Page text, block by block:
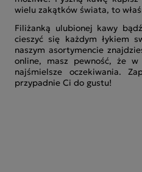
wielu zakątków świata, to
Filiżanką ulubionej kawy
cieszyć się każdym łykiem
naszym asortymencie
online, masz pewność, że
najśmielsze oczekiwania.
przypadnie Ci do gustu!